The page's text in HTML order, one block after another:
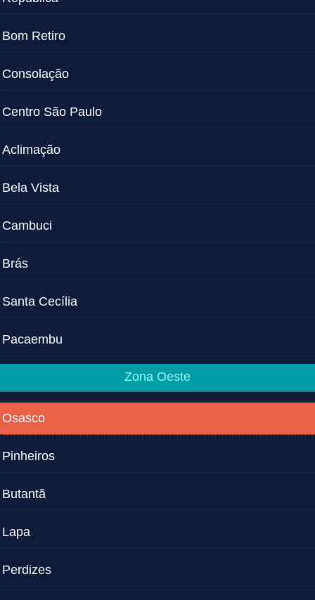
Bom Retiro
Consolação
Centro São Paulo
Aclimação
Bela Vista
Cambuci
Brás
Santa Cecília
Pacaembu
Zona Oeste
Osasco
Pinheiros
Butantã
Lapa
Perdizes